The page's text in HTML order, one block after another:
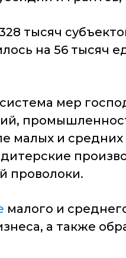
тысяч
на 56 тысяч
мер
малых и
проволоки.
малого и
а также